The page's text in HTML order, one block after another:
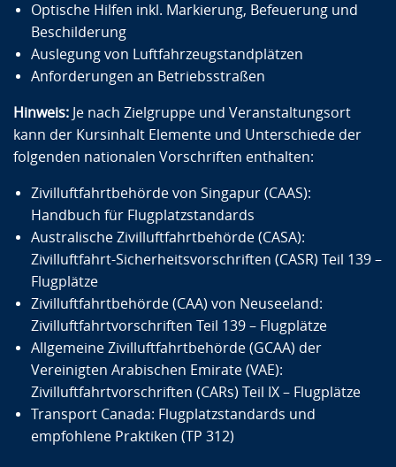
Optische Hilfen inkl. Markierung, Befeuerung und
Beschilderung
Auslegung von Luftfahrzeugstandplätzen
Anforderungen an Betriebsstraßen
Hinweis: Je nach Zielgruppe und Veranstaltungsort
kann der Kursinhalt Elemente und Unterschiede der
folgenden nationalen Vorschriften enthalten:
Zivilluftfahrtbehörde von Singapur (CAAS):
Handbuch für Flugplatzstandards
Australische Zivilluftfahrtbehörde (CASA):
Zivilluftfahrt-Sicherheitsvorschriften (CASR) Teil 139 –
Flugplätze
Zivilluftfahrtbehörde (CAA) von Neuseeland:
Zivilluftfahrtvorschriften Teil 139 – Flugplätze
Allgemeine Zivilluftfahrtbehörde (GCAA) der
Vereinigten Arabischen Emirate (VAE):
Zivilluftfahrtvorschriften (CARs) Teil IX – Flugplätze
Transport Canada: Flugplatzstandards und
empfohlene Praktiken (TP 312)